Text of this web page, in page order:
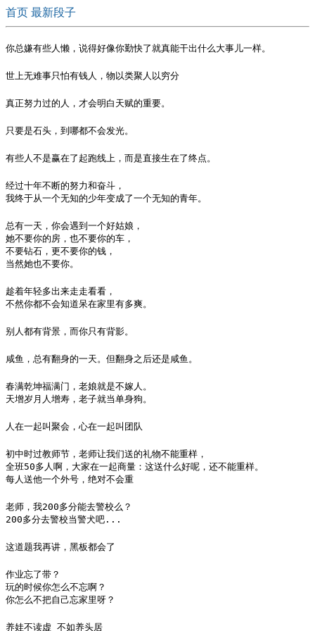
首页 最新段子
你总嫌有些人懒，说得好像你勤快了就真能干出什么大事儿一样。
世上无难事只怕有钱人，物以类聚人以穷分
真正努力过的人，才会明白天赋的重要。
只要是石头，到哪都不会发光。
有些人不是赢在了起跑线上，而是直接生在了终点。
经过十年不断的努力和奋斗，
我终于从一个无知的少年变成了一个无知的青年。
总有一天，你会遇到一个好姑娘，
她不要你的房，也不要你的车，
不要钻石，更不要你的钱，
当然她也不要你。
趁着年轻多出来走走看看，
不然你都不会知道呆在家里有多爽。
别人都有背景，而你只有背影。
咸鱼，总有翻身的一天。但翻身之后还是咸鱼。
春满乾坤福满门，老娘就是不嫁人。
天增岁月人增寿，老子就当单身狗。
人在一起叫聚会，心在一起叫团队
初中时过教师节，老师让我们送的礼物不能重样，
全班50多人啊，大家在一起商量：这送什么好呢，还不能重样。
每人送他一个外号，绝对不会重
老师，我200多分能去警校么？
200多分去警校当警犬吧...
这道题我再讲，黑板都会了
作业忘了带？
玩的时候你怎么不忘啊？
你怎么不把自己忘家里呀？
养娃不读虚 不如养头居